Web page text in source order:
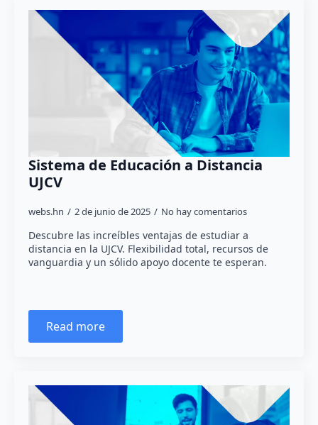
Sistema de Educación a Distancia
UJCV
webs.hn 2 de junio de 2025 No hay comentarios
Descubre las increíbles ventajas de estudiar a
distancia en la UJCV. Flexibilidad total, recursos de
vanguardia y un sólido apoyo docente te esperan.
Read more